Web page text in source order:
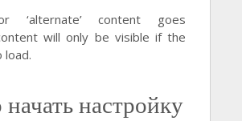
‘alternate’ content goes
will only be visible if the
load.
начать настройку